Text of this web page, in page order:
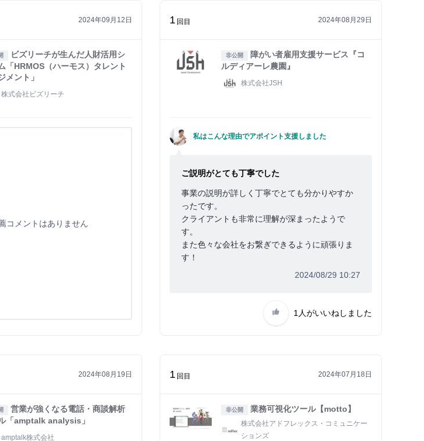
2024年09月12日
ビズリーチが生んだ人財活用シ
「HRMOS（ハーモス）タレント
メント」
株式会社ビズリーチ
コメントはありません
1 回目 2024年08月29日
非公開
障がい者雇用支援サービス『コ
ルディアーレ農園』
株式会社JSH
私はこんな理由でアポイント支援しました
ご説明がとても丁寧でした
事業の説明が詳しく丁寧でとても分かりやすか
ったです。
クライアントも非常に理解が深まったようで
す。
また色々な会社をお繋ぎできるように頑張りま
す！
2024/08/29 10:27
1人がいいねしました
2024年08月19日
営業が強くなる電話・商談解析
「amptalk analysis」
amptalk株式会社
1 回目 2024年07月18日
非公開 業務可視化ツール【motto】
株式会社アドフレックス・コミュニケー
ションズ